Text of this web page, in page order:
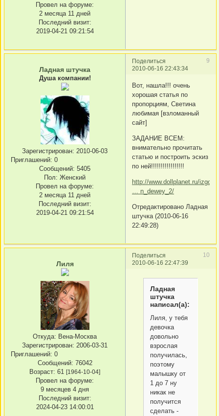
Провел на форуме:
2 месяца 11 дней
Последний визит:
2019-04-21 09:21:54
Поделиться
9
2010-06-16 22:43:34
Ладная штучка
Душа компании!
Зарегистрирован: 2010-06-03
Приглашений: 0
Сообщений: 5405
Пол: Женский
Провел на форуме:
2 месяца 11 дней
Последний визит:
2019-04-21 09:21:54
Вот, нашла!!! очень
хорошая статья по
пропорциям, Светина
любимая [взломанный
сайт]
ЗАДАНИЕ ВСЕМ:
внимательно прочитать
статью и построить эскиз
по ней!!!!!!!!!!!!!!!!!
http://www.dollplanet.ru/
… n_dewey_2/
Отредактировано Ладная
штучка (2010-06-16
22:49:28)
Поделиться
10
2010-06-16 22:47:39
Лиля
Откуда: Вена-Москва
Зарегистрирован: 2006-03-31
Приглашений: 0
Сообщений: 76042
Возраст: 61 [1964-10-04]
Провел на форуме:
9 месяцев 4 дня
Последний визит:
2024-04-23 14:00:01
Ладная
штучка
написал(а):
Лиля, у тебя
девочка
довольно
взрослая
получилась,
поэтому
малышку от
1 до 7 ну
никак не
получится
сделать -